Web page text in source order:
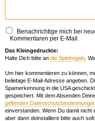
Benachrichtige mich bei
Kommentaren per E-Mail.
Das Kleingedruckte:
Halte Dich bitte an die Spielregeln .
Um hier kommentieren zu können,
beliebige E-Mail-Adresse angeben.
Spamerkennung in die USA
gespeichert. Mit dem Absenden
geltenden
einverstanden. Wenn Du damit nicht
aber dann deinstalliere bitte auch